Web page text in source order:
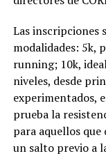
Las inscripciones
modalidades: 5k,
running; 10k,
niveles, desde
experimentados,
prueba la
para aquellos
un salto previo a